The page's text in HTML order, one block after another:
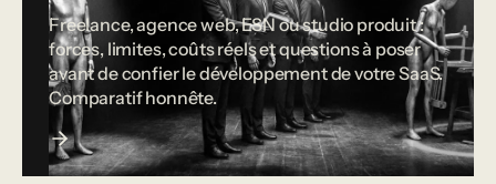
Freelance, agence web, ESN ou studio produit :
forces, limites, coûts réels et questions à poser
avant de confier le développement de votre SaaS.
Comparatif honnête.